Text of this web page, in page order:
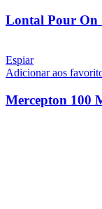
Lontal Pour On
Espiar
Adicionar aos
Mercepton 100